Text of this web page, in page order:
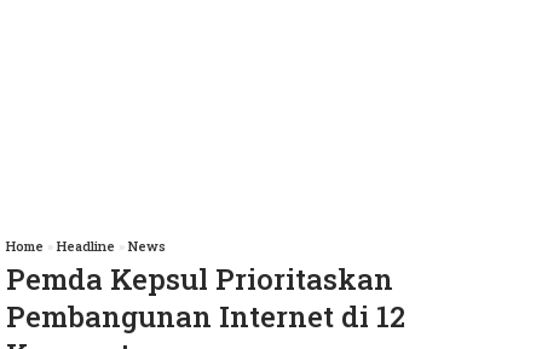
Home » Headline » News
Pemda Kepsul Prioritaskan
Pembangunan Internet di 12